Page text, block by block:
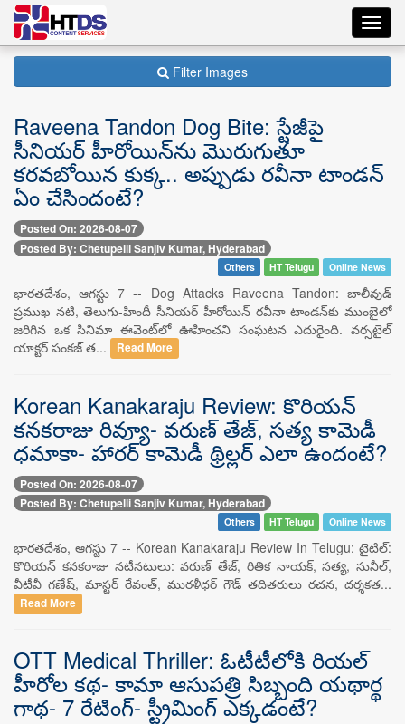
Filter Images
Raveena Tandon Dog Bite: స్టేజీపై
సీనియర్ హీరోయిన్‌ను మొరుగుతూ
కరవబోయిన కుక్క.. అప్పుడు రవీనా టాండన్
ఏం చేసిందంటే?
Posted On: 2026-08-07
Posted By: Chetupelli Sanjiv Kumar, Hyderabad
Others HT Telugu Online News
భారతదేశం, ఆగస్టు 7 -- Dog Attacks Raveena Tandon: బాలీవుడ్
ప్రముఖ నటి, తెలుగు-హిందీ సీనియర్ హీరోయిన్ రవీనా టాండన్‌కు ముంబైలో
జరిగిన ఒక సినిమా ఈవెంట్‌లో ఊహించని సంఘటన ఎదురైంది. వర్సటైల్
యాక్టర్ పంకజ్ త...
Read More
Korean Kanakaraju Review: కొరియన్
కనకరాజు రివ్యూ- వరుణ్ తేజ్, సత్య కామెడీ
ధమాకా- హారర్ కామెడీ థ్రిల్లర్ ఎలా ఉందంటే?
Posted On: 2026-08-07
Posted By: Chetupelli Sanjiv Kumar, Hyderabad
Others HT Telugu Online News
భారతదేశం, ఆగస్టు 7 -- Korean Kanakaraju Review In Telugu: టైటిల్:
కొరియన్ కనకరాజు న‌టీన‌టులు: వరుణ్ తేజ్, రితిక నాయక్, సత్య, సునీల్,
వీటీవీ గణేష్, మాస్టర్ రేవంత్, మురళీధర్ గౌడ్ తదితరులు రచన, దర్శకత...
Read More
OTT Medical Thriller: ఓటీటీలోకి రియల్
హీరోల కథ- కామా ఆసుపత్రి సిబ్బంది యథార్థ
గాథ- 7 రేటింగ్- స్ట్రీమింగ్ ఎక్కడంటే?